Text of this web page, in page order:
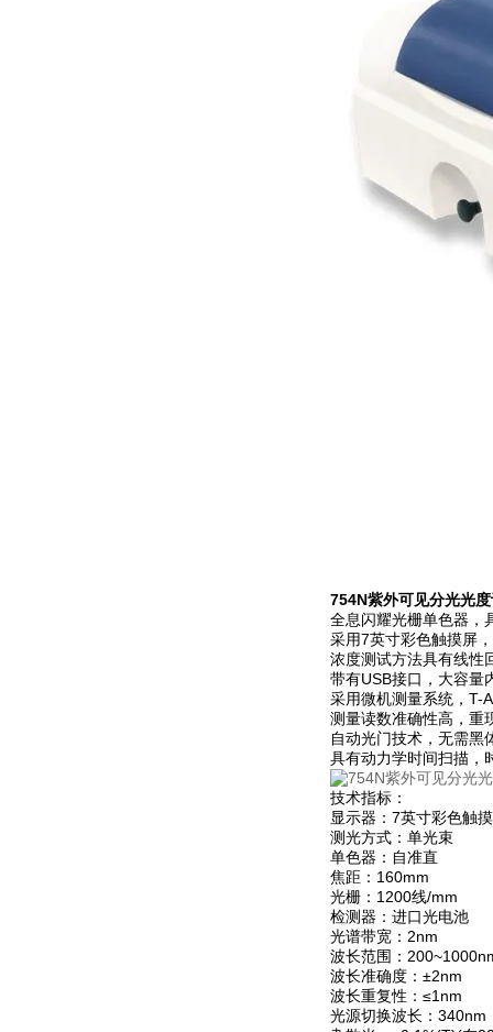
754N紫外可见分光光
全息闪耀光栅单色器，
采用7英寸彩色触摸屏
浓度测试方法具有线性
带有USB接口，大容量
采用微机测量系统，T-
测量读数准确性高，重
自动光门技术，无需黑
具有动力学时间扫描，
技术指标：
显示器：7英寸彩色触
测光方式：单光束
单色器：自准直
焦距：160mm
光栅：1200线/mm
检测器：进口光电池
光谱带宽：2nm
波长范围：
波长准确度：±2nm
波长重复性：≤1nm
光源切换波长：340nm